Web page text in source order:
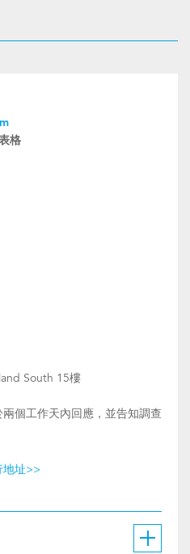
格
South 15樓
個工作天內回應，並告知調查
地址>>